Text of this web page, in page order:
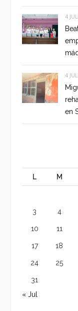
4
4
en
L M
3 4
10 11
17 18
24 25
31
« Jul